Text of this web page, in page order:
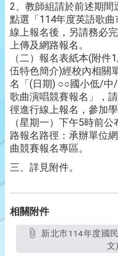
2、教師組請於前述期間
點選「114年度英語歌
線上報名後，另請務必
上傳及網路報名。
（二）報名表紙本(附
伍特色簡介)經校內相關
名「(日期) ○○國小低/
歌曲演唱競賽報名」，
徑進行線上報名，參加
（星期一）下午5時前
路報名路徑：承辦單位
曲競賽報名專區。
三 、詳見附件。
相關附件
文